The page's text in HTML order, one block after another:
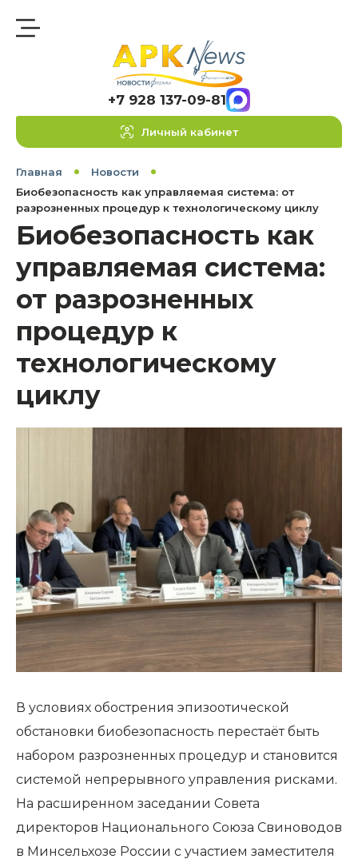
+7 928 137-09-81
Личный кабинет
Главная
Новости
Биобезопасность как управляемая система: от
разрозненных процедур к технологическому циклу
Биобезопасность как
управляемая система:
от разрозненных
процедур к
технологическому
циклу
В условиях обострения эпизоотической
обстановки биобезопасность перестаёт быть
набором разрозненных процедур и становится
системой непрерывного управления рисками.
На расширенном заседании Совета
директоров Национального Союза Свиноводов
в Минсельхозе России с участием заместителя